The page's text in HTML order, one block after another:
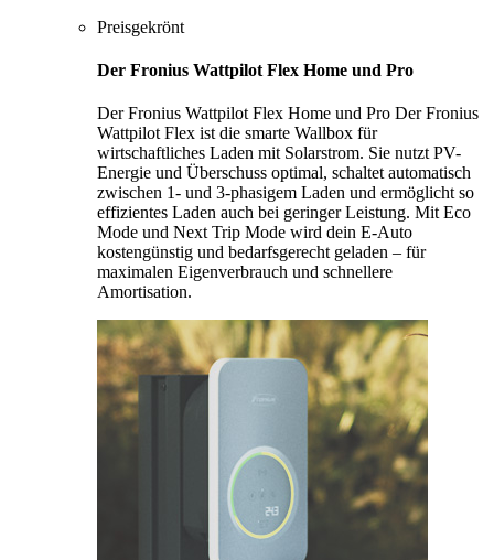
Preisgekrönt
Der Fronius Wattpilot Flex Home und Pro
Der Fronius Wattpilot Flex Home und Pro Der Fronius
Wattpilot Flex ist die smarte Wallbox für
wirtschaftliches Laden mit Solarstrom. Sie nutzt PV-
Energie und Überschuss optimal, schaltet automatisch
zwischen 1- und 3-phasigem Laden und ermöglicht so
effizientes Laden auch bei geringer Leistung. Mit Eco
Mode und Next Trip Mode wird dein E-Auto
kostengünstig und bedarfsgerecht geladen – für
maximalen Eigenverbrauch und schnellere
Amortisation.